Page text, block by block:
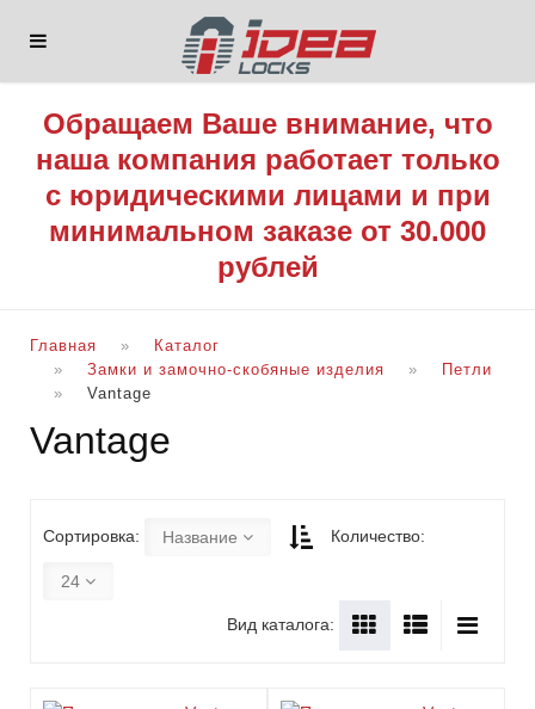
Обращаем Ваше внимание, что
наша компания работает только
с юридическими лицами и при
минимальном заказе от 30.000
рублей
Главная
Каталог
Замки и замочно-скобяные изделия
Петли
Vantage
Vantage
Сортировка: Название Количество:
24
Вид каталога: